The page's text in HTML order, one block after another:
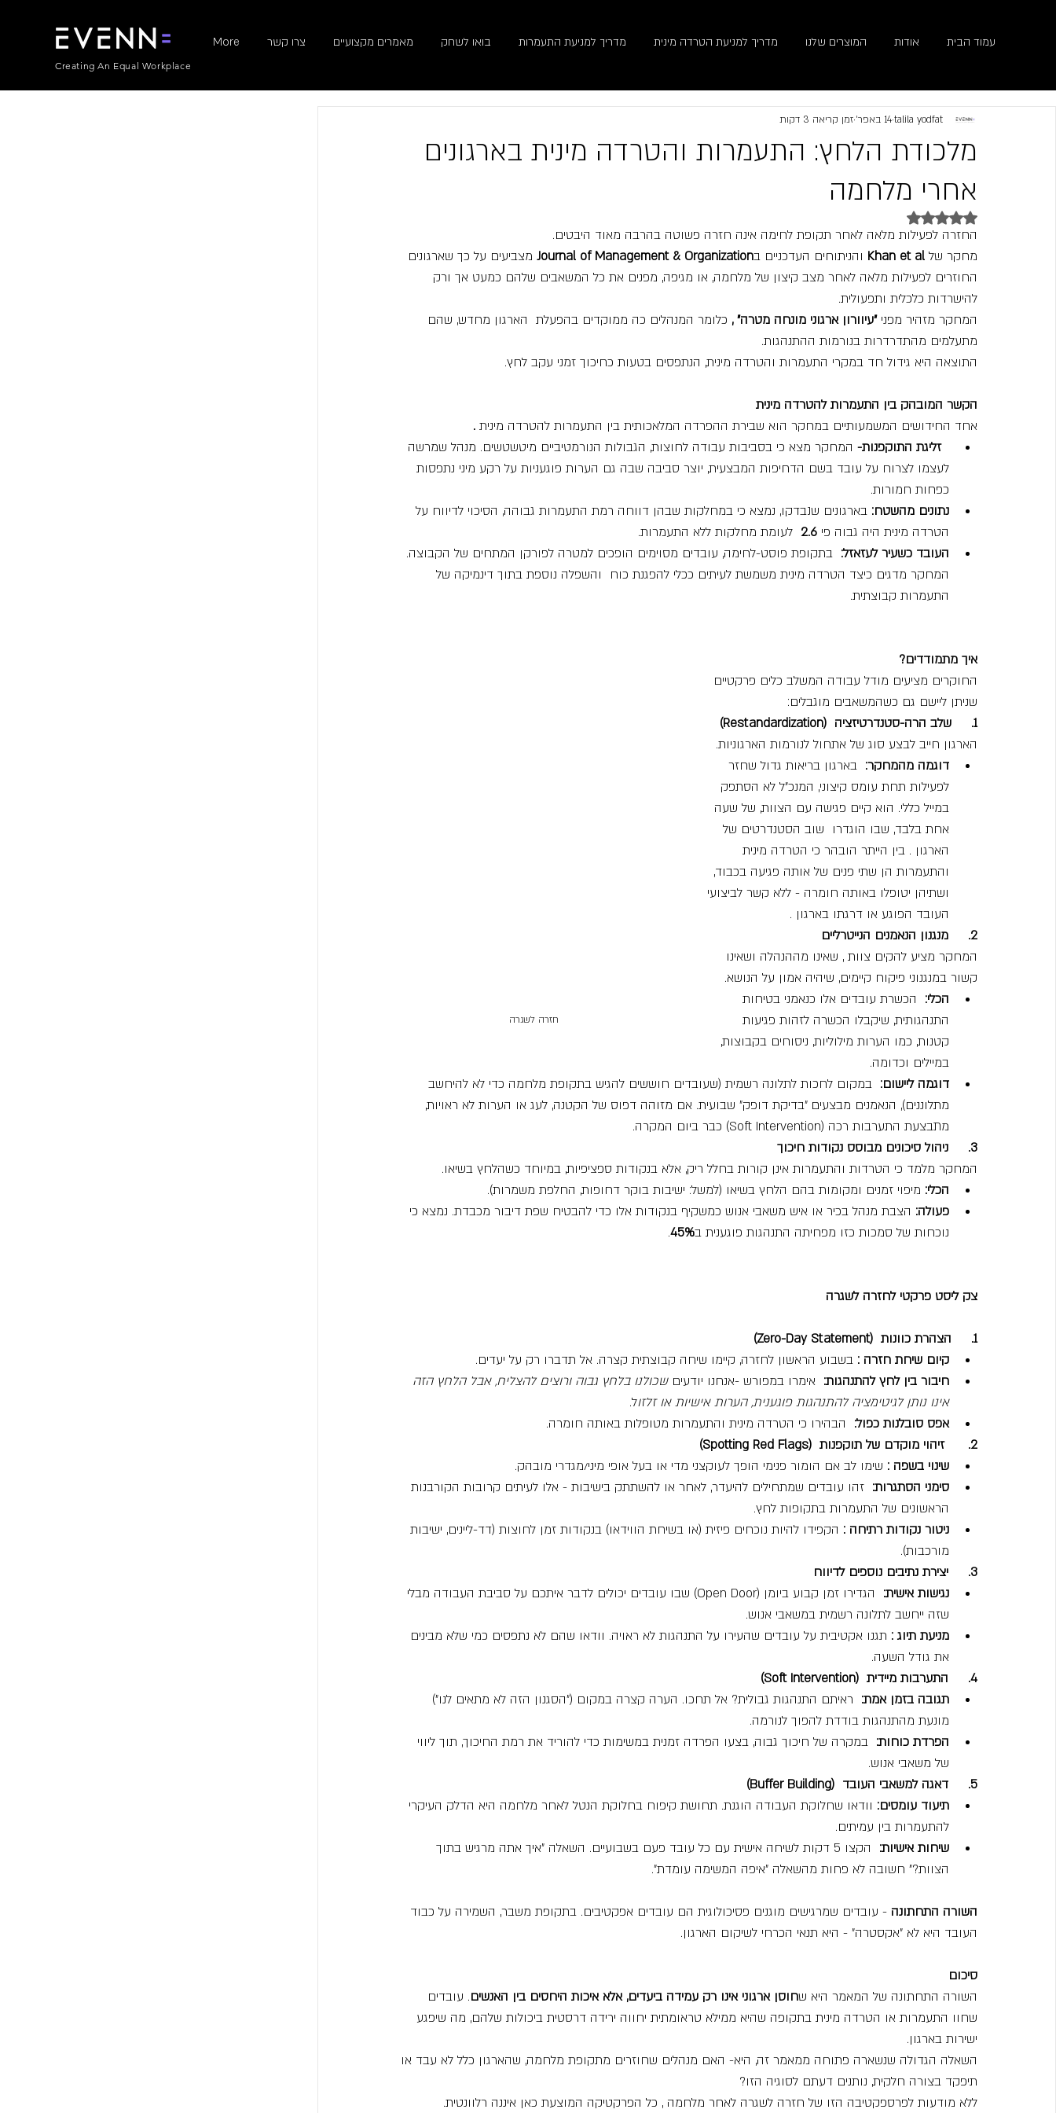
Creating An Equal Workplace
עמוד הבית אודות המוצרים שלנו מדריך למניעת הטרדה מינית מדריך למניעת התעמרות בואו לשחק מאמרים מקצועיים צרו קשר More
מלכודת הלחץ: התעמרות והטרדה מינית בארגונים
אחרי מלחמה
talila yodfat14 באפר׳ זמן קריאה 3 דקות
דירוג של NaN מתוך 5 כוכבים
החזרה לפעילות מלאה לאחר תקופת לחימה אינה חזרה פשוטה בהרבה מאוד היבטים.
מחקר של Khan et al והניתוחים העדכניים בJournal of Management & Organization מצביעים על כך שארגונים
החוזרים לפעילות מלאה לאחר מצב קיצון של מלחמה, או מגיפה, מפנים את כל המשאבים שלהם כמעט אך ורק
להישרדות כלכלית ותפעולית.
המחקר מזהיר מפני "עיוורון ארגוני מונחה מטרה" , כלומר המנהלים כה ממוקדים בהפעלת  הארגון מחדש, שהם
מתעלמים מהתדרדרות בנורמות ההתנהגות.
התוצאה היא גידול חד במקרי התעמרות והטרדה מינית, הנתפסים בטעות כחיכוך זמני עקב לחץ.
הקשר המובהק בין התעמרות להטרדה מינית
אחד החידושים המשמעותיים במחקר הוא שבירת ההפרדה המלאכותית בין התעמרות להטרדה מינית .
זליגת התוקפנות- המחקר מצא כי בסביבות עבודה לחוצות, הגבולות הנורמטיביים מיטשטשים. מנהל שמרשה
לעצמו לצרוח על עובד בשם הדחיפות המבצעית, יוצר סביבה שבה גם הערות פוגעניות על רקע מיני נתפסות
כפחות חמורות.
נתונים מהשטח: בארגונים שנבדקו, נמצא כי במחלקות שבהן דווחה רמת התעמרות גבוהה, הסיכוי לדיווח על
הטרדה מינית היה גבוה פי 2.6 לעומת מחלקות ללא התעמרות.
העובד כשעיר לעזאזל: בתקופת פוסט-לחימה, עובדים מסוימים הופכים למטרה לפורקן המתחים של הקבוצה.
המחקר מדגים כיצד הטרדה מינית משמשת לעיתים ככלי להפגנת כוח  והשפלה נוספת בתוך דינמיקה של
התעמרות קבוצתית.
חזרה לשגרה
איך מתמודדים?
החוקרים מציעים מודל עבודה המשלב כלים פרקטיים
שניתן ליישם גם כשהמשאבים מוגבלים:
1.     שלב הרה-סטנדרטיזציה  (Restandardization)
הארגון חייב לבצע סוג של אתחול לנורמות הארגוניות.
דוגמה מהמחקר: בארגון בריאות גדול שחזר
לפעילות תחת עומס קיצוני, המנכ"ל לא הסתפק
במייל כללי. הוא קיים פגישה עם הצוות, של שעה
אחת בלבד, שבו הוגדרו  שוב הסטנדרטים של
הארגון . בין הייתר הובהר כי הטרדה מינית
והתעמרות הן שתי פנים של אותה פגיעה בכבוד,
ושתיהן יטופלו באותה חומרה - ללא קשר לביצועי
העובד הפוגע או דרגתו בארגון .
2.     מנגנון הנאמנים הנייטרליים
המחקר מציע להקים צוות , שאינו מההנהלה ושאינו
קשור במנגנוני פיקוח קיימים, שיהיה אמון על הנושא.
הכלי: הכשרת עובדים אלו כנאמני בטיחות
התנהגותית, שיקבלו הכשרה לזהות פגיעות
קטנות, כמו הערות מילוליות, ניסוחים בקבוצות,
במיילים וכדומה.
דוגמה ליישום: במקום לחכות לתלונה רשמית (שעובדים חוששים להגיש בתקופת מלחמה כדי לא להיחשב
מתלוננים), הנאמנים מבצעים "בדיקת דופק" שבועית. אם מזוהה דפוס של הקטנה, לעג או הערות לא ראויות,
מתבצעת התערבות רכה (Soft Intervention) כבר ביום המקרה.
3.     ניהול סיכונים מבוסס נקודות חיכוך
המחקר מלמד כי הטרדות והתעמרות אינן קורות בחלל ריק, אלא בנקודות ספציפיות, במיוחד כשהלחץ בשיאו.
הכלי: מיפוי זמנים ומקומות בהם הלחץ בשיאו (למשל: ישיבות בוקר דחופות, החלפת משמרות).
פעולה: הצבת מנהל בכיר או איש משאבי אנוש כמשקיף בנקודות אלו כדי להבטיח שפת דיבור מכבדת. נמצא כי
נוכחות של סמכות כזו מפחיתה התנהגות פוגענית ב45%
.
צק ליסט פרקטי לחזרה לשגרה
1.     הצהרת כוונות  (Zero-Day Statement)
קיום שיחת חזרה : בשבוע הראשון לחזרה, קיימו שיחה קבוצתית קצרה. אל תדברו רק על יעדים.
חיבור בין לחץ להתנהגות: אימרו במפורש -אנחנו יודעים שכולנו בלחץ גבוה ורוצים להצליח, אבל הלחץ הזה
אינו נותן לגיטימציה להתנהגות פוגענית, הערות אישיות או זלזול.
אפס סובלנות כפול: הבהירו כי הטרדה מינית והתעמרות מטופלות באותה חומרה.
2.      זיהוי מוקדם של תוקפנות  (Spotting Red Flags)
שינוי בשפה : שימו לב אם הומור פנימי הופך לעוקצני מדי או בעל אופי מיני/מגדרי מובהק.
סימני הסתגרות: זהו עובדים שמתחילים להיעדר, לאחר או להשתתק בישיבות - אלו לעיתים קרובות הקורבנות
הראשונים של התעמרות בתקופות לחץ.
ניטור נקודות רתיחה : הקפידו להיות נוכחים פיזית (או בשיחת הווידאו) בנקודות זמן לחוצות (דד-ליינים, ישיבות
מורכבות).
3.     יצירת נתיבים נוספים לדיווח
נגישות אישית:
הגדירו זמן קבוע ביומן (Open Door) שבו עובדים יכולים לדבר איתכם על סביבת העבודה מבלי
שזה ייחשב לתלונה רשמית במשאבי אנוש.
מניעת תיוג : תגנו אקטיבית על עובדים שהעירו על התנהגות לא ראויה. וודאו שהם לא נתפסים כמי שלא מבינים
את גודל השעה.
4.     התערבות מיידית  (Soft Intervention)
תגובה בזמן אמת: ראיתם התנהגות גבולית? אל תחכו. הערה קצרה במקום ("הסגנון הזה לא מתאים לנו")
מונעת מהתנהגות בודדת להפוך לנורמה.
הפרדת כוחות: במקרה של חיכוך גבוה, בצעו הפרדה זמנית במשימות כדי להוריד את רמת החיכוך, תוך ליווי
של משאבי אנוש.
5.     דאגה למשאבי העובד  (Buffer Building)
תיעוד עומסים: וודאו שחלוקת העבודה הוגנת. תחושת קיפוח בחלוקת הנטל לאחר מלחמה היא הדלק העיקרי
להתעמרות בין עמיתים.
שיחות אישיות:
הקצו 5 דקות לשיחה אישית עם כל עובד פעם בשבועיים. השאלה "איך אתה מרגיש בתוך
הצוות?" חשובה לא פחות מהשאלה "איפה המשימה עומדת".
השורה התחתונה - עובדים שמרגישים מוגנים פסיכולוגית הם עובדים אפקטיבים. בתקופת משבר, השמירה על כבוד
העובד היא לא "אקסטרה" - היא תנאי הכרחי לשיקום הארגון.
סיכום
השורה התחתונה של המאמר היא שחוסן ארגוני אינו רק עמידה ביעדים, אלא איכות היחסים בין האנשים. עובדים
שחוו התעמרות או הטרדה מינית בתקופה שהיא ממילא טראומתית יחווה ירידה דרסטית ביכולות שלהם, מה שיפגע
ישירות בארגון.
השאלה הגדולה שנשארה פתוחה ממאמר זה, היא- האם מנהלים שחוזרים מתקופת מלחמה, שהארגון כלל לא עבד או
תיפקד בצורה חלקית, נותנים דעתם לסוגיה הזו?
ללא מודעות לפרספקטיבה הזו של חזרה לשגרה לאחר מלחמה , כל הפרקטיקה המוצעת כאן איננה רלוונטית.